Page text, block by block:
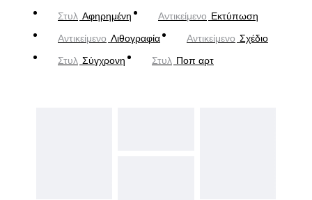
Στυλ Αφηρημένη Αντικείμενο Εκτύπωση
Αντικείμενο Λιθογραφία Αντικείμενο Σχέδιο
Στυλ Σύγχρονη Στυλ Ποπ αρτ